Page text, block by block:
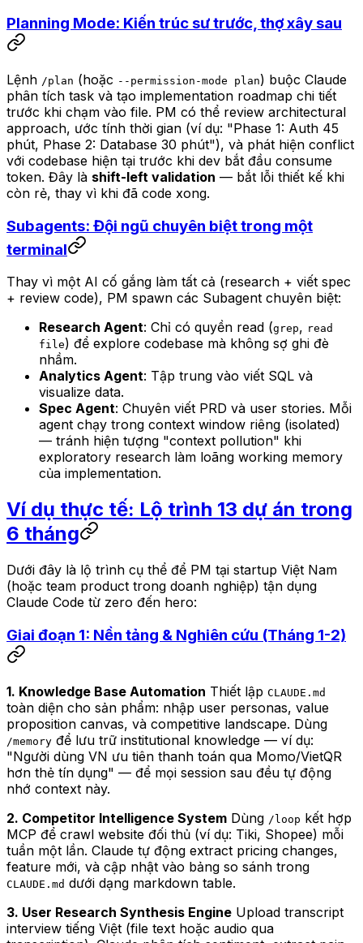
Planning Mode: Kiến trúc sư trước, thợ xây sau
Lệnh /plan (hoặc --permission-mode plan) buộc Claude
phân tích task và tạo implementation roadmap chi tiết
trước khi chạm vào file. PM có thể review architectural
approach, ước tính thời gian (ví dụ: "Phase 1: Auth 45
phút, Phase 2: Database 30 phút"), và phát hiện conflict
với codebase hiện tại trước khi dev bắt đầu consume
token. Đây là shift-left validation — bắt lỗi thiết kế khi
còn rẻ, thay vì khi đã code xong.
Subagents: Đội ngũ chuyên biệt trong một
terminal
Thay vì một AI cố gắng làm tất cả (research + viết spec
+ review code), PM spawn các Subagent chuyên biệt:
Research Agent: Chỉ có quyền read (grep, read
file) để explore codebase mà không sợ ghi đè
nhầm.
Analytics Agent: Tập trung vào viết SQL và
visualize data.
Spec Agent: Chuyên viết PRD và user stories. Mỗi
agent chạy trong context window riêng (isolated)
— tránh hiện tượng "context pollution" khi
exploratory research làm loãng working memory
của implementation.
Ví dụ thực tế: Lộ trình 13 dự án trong
6 tháng
Dưới đây là lộ trình cụ thể để PM tại startup Việt Nam
(hoặc team product trong doanh nghiệp) tận dụng
Claude Code từ zero đến hero:
Giai đoạn 1: Nền tảng & Nghiên cứu (Tháng 1-2)
1. Knowledge Base Automation Thiết lập CLAUDE.md
toàn diện cho sản phẩm: nhập user personas, value
proposition canvas, và competitive landscape. Dùng
/memory để lưu trữ institutional knowledge — ví dụ:
"Người dùng VN ưu tiên thanh toán qua Momo/VietQR
hơn thẻ tín dụng" — để mọi session sau đều tự động
nhớ context này.
2. Competitor Intelligence System Dùng /loop kết hợp
MCP để crawl website đối thủ (ví dụ: Tiki, Shopee) mỗi
tuần một lần. Claude tự động extract pricing changes,
feature mới, và cập nhật vào bảng so sánh trong
CLAUDE.md dưới dạng markdown table.
3. User Research Synthesis Engine Upload transcript
interview tiếng Việt (file text hoặc audio qua